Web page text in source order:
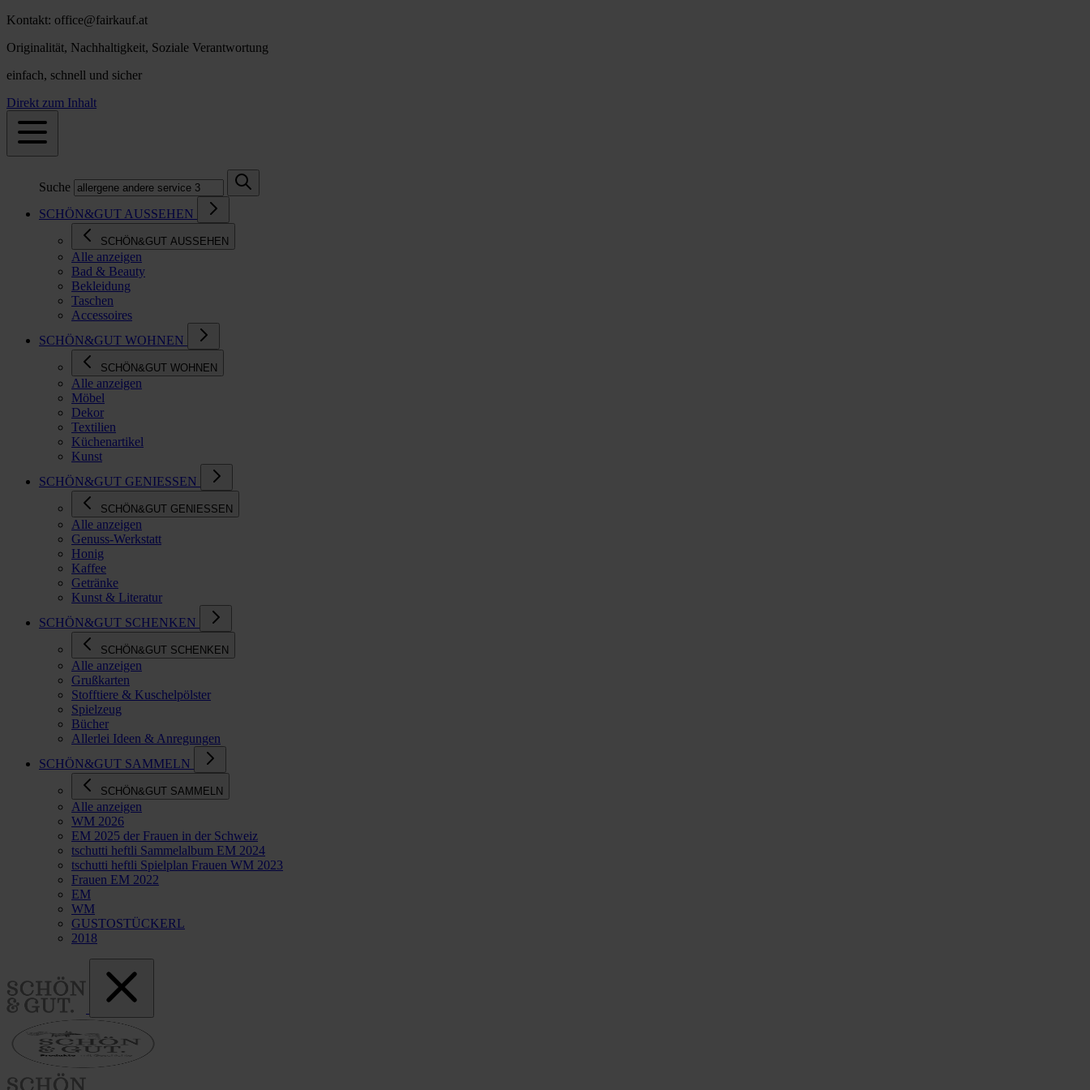
Kontakt: office@fairkauf.at
Originalität, Nachhaltigkeit, Soziale Verantwortung
einfach, schnell und sicher
Direkt zum Inhalt
Suche
SCHÖN&GUT AUSSEHEN
SCHÖN&GUT AUSSEHEN
Alle anzeigen
Bad & Beauty
Bekleidung
Taschen
Accessoires
SCHÖN&GUT WOHNEN
SCHÖN&GUT WOHNEN
Alle anzeigen
Möbel
Dekor
Textilien
Küchenartikel
Kunst
SCHÖN&GUT GENIESSEN
SCHÖN&GUT GENIESSEN
Alle anzeigen
Genuss-Werkstatt
Honig
Kaffee
Getränke
Kunst & Literatur
SCHÖN&GUT SCHENKEN
SCHÖN&GUT SCHENKEN
Alle anzeigen
Grußkarten
Stofftiere & Kuschelpölster
Spielzeug
Bücher
Allerlei Ideen & Anregungen
SCHÖN&GUT SAMMELN
SCHÖN&GUT SAMMELN
Alle anzeigen
WM 2026
EM 2025 der Frauen in der Schweiz
tschutti heftli Sammelalbum EM 2024
tschutti heftli Spielplan Frauen WM 2023
Frauen EM 2022
EM
WM
GUSTOSTÜCKERL
2018